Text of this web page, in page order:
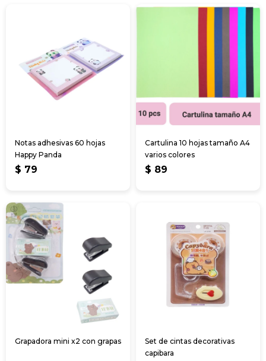
Notas adhesivas 60 hojas
Happy Panda
$ 79
Cartulina 10 hojas tamaño A4
varios colores
$ 89
Grapadora mini x2 con grapas
Set de cintas decorativas
capibara